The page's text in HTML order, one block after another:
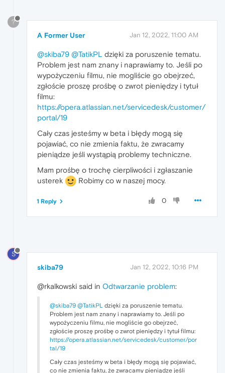
?
A Former User Jan 12, 2022, 11:00 AM
@skiba79 @TatikPL dzięki za poruszenie tematu.
Problem jest nam znany i naprawiamy to. Jeśli po
wypożyczeniu filmu, nie mogliście go obejrzeć,
zgłoście proszę prośbę o zwrot pieniędzy i tytuł
filmu:
https://opera.atlassian.net/servicedesk/customer/
portal/19
Cały czas jesteśmy w beta i błędy mogą się
pojawiać, co nie zmienia faktu, że zwracamy
pieniądze jeśli wystąpią problemy techniczne.
Mam prośbę o trochę cierpliwości i zgłaszanie
usterek
Robimy co w naszej mocy.
0
1 Reply
S
skiba79 Jan 12, 2022, 10:16 PM
@rkalkowski said in Odtwarzanie problem:
@skiba79 @TatikPL dzięki za poruszenie tematu.
Problem jest nam znany i naprawiamy to. Jeśli po
wypożyczeniu filmu, nie mogliście go obejrzeć,
zgłoście proszę prośbę o zwrot pieniędzy i tytuł filmu:
https://opera.atlassian.net/servicedesk/customer/por
tal/19
Cały czas jesteśmy w beta i błędy mogą się pojawiać,
co nie zmienia faktu, że zwracamy pieniądze jeśli